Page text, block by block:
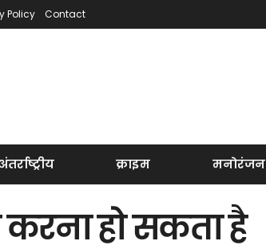
Policy Contact
अंतर्राष्ट्रीय क्राइम मनोरंजन
हो सकता है